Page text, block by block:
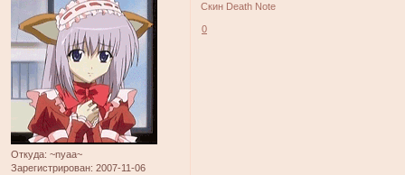
Откуда: ~nyaa~
Зарегистрирован: 2007-11-06
Cкин Death Note
0